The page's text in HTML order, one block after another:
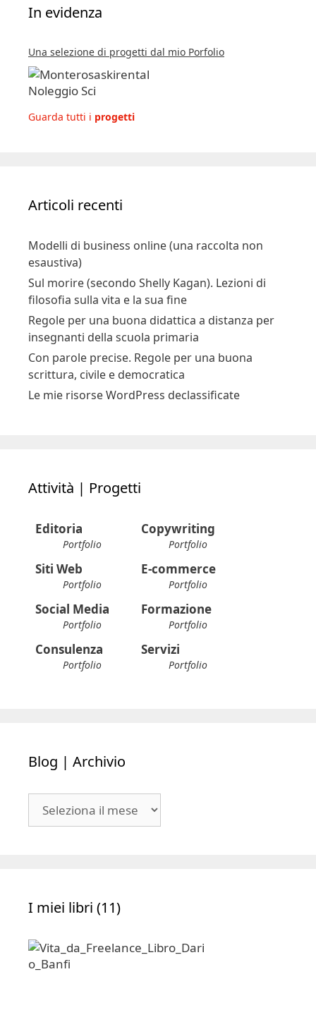
In evidenza
Una selezione di progetti dal mio Porfolio
Guarda tutti i progetti
Articoli recenti
Modelli di business online (una raccolta non
esaustiva)
Sul morire (secondo Shelly Kagan). Lezioni di
filosofia sulla vita e la sua fine
Regole per una buona didattica a distanza per
insegnanti della scuola primaria
Con parole precise. Regole per una buona
scrittura, civile e democratica
Le mie risorse WordPress declassificate
Attività | Progetti
Editoria
Portfolio
Copywriting
Portfolio
Siti Web
Portfolio
E-commerce
Portfolio
Social Media
Portfolio
Formazione
Portfolio
Consulenza
Portfolio
Servizi
Portfolio
Blog | Archivio
I miei libri (11)